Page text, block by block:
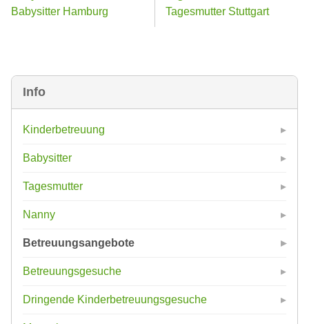
Info
Kinderbetreuung
Babysitter
Tagesmutter
Nanny
Betreuungsangebote
Betreuungsgesuche
Dringende Kinderbetreuungsgesuche
Babysitter Hamburg
Tagesmutter Stuttgart